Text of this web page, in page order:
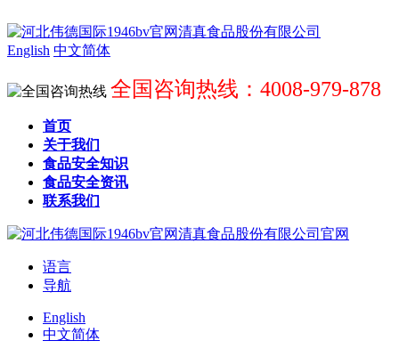
English 中文简体
全国咨询热线：4008-979-878
首页
关于我们
食品安全知识
食品安全资讯
联系我们
语言
导航
English
中文简体